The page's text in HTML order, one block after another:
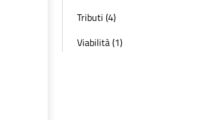
Tributi (4)
Viabilità (1)